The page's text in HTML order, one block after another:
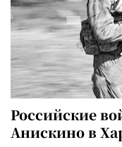
Российские
Анискино в